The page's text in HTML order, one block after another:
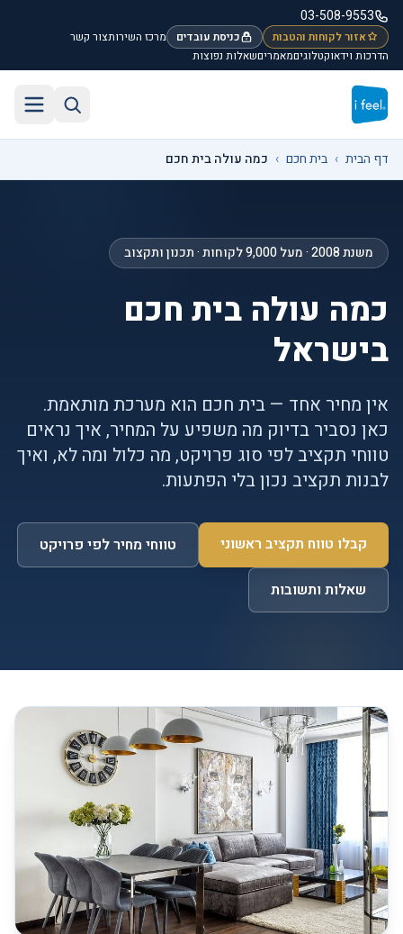
דלג לתוכן הראשי
03-508-9553
אזור לקוחות והטבות כניסת עובדים מרכז השירותצור קשר
הדרכות וידאוקטלוגיםמאמריםשאלות נפוצות
דף הבית › בית חכם › כמה עולה בית חכם
משנת 2008 · מעל 9,000 לקוחות · תכנון ותקצוב
כמה עולה בית חכם
בישראל
אין מחיר אחד — בית חכם הוא מערכת מותאמת.
כאן נסביר בדיוק מה משפיע על המחיר, איך נראים
טווחי תקציב לפי סוג פרויקט, מה כלול ומה לא, ואיך
לבנות תקציב נכון בלי הפתעות.
קבלו טווח תקציב ראשוני טווחי מחיר לפי פרויקט
שאלות ותשובות